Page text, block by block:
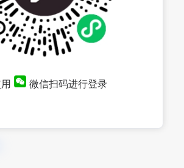
微信扫码进行登录